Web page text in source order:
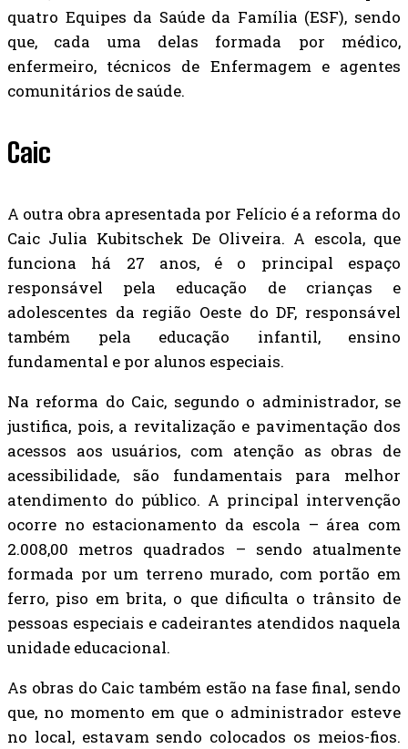
quatro Equipes da Saúde da Família (ESF), sendo
que, cada uma delas formada por médico,
enfermeiro, técnicos de Enfermagem e agentes
comunitários de saúde.
Caic
A outra obra apresentada por Felício é a reforma do
Caic Julia Kubitschek De Oliveira. A escola, que
funciona há 27 anos, é o principal espaço
responsável pela educação de crianças e
adolescentes da região Oeste do DF, responsável
também pela educação infantil, ensino
fundamental e por alunos especiais.
Na reforma do Caic, segundo o administrador, se
justifica, pois, a revitalização e pavimentação dos
acessos aos usuários, com atenção as obras de
acessibilidade, são fundamentais para melhor
atendimento do público. A principal intervenção
ocorre no estacionamento da escola – área com
2.008,00 metros quadrados – sendo atualmente
formada por um terreno murado, com portão em
ferro, piso em brita, o que dificulta o trânsito de
pessoas especiais e cadeirantes atendidos naquela
unidade educacional.
As obras do Caic também estão na fase final, sendo
que, no momento em que o administrador esteve
no local, estavam sendo colocados os meios-fios.